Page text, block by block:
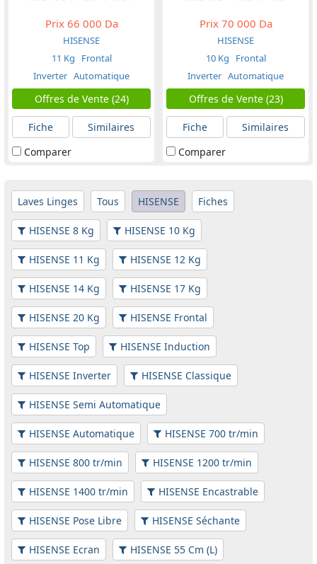
Prix66 000 Da
HISENSE
11 Kg
Frontal
Inverter Automatique
Offres de Vente (24)
Fiche
Similaires
Comparer
Prix70 000 Da
HISENSE
10 Kg
Frontal
Inverter Automatique
Offres de Vente (23)
Fiche
Similaires
Comparer
Laves Linges Tous HISENSE Fiches
HISENSE 8 Kg HISENSE 10 Kg
HISENSE 11 Kg HISENSE 12 Kg
HISENSE 14 Kg HISENSE 17 Kg
HISENSE 20 Kg HISENSE Frontal
HISENSE Top HISENSE Induction
HISENSE Inverter HISENSE Classique
HISENSE Semi Automatique
HISENSE Automatique HISENSE 700 tr/min
HISENSE 800 tr/min HISENSE 1200 tr/min
HISENSE 1400 tr/min HISENSE Encastrable
HISENSE Pose Libre HISENSE Séchante
HISENSE Ecran HISENSE 55 Cm (L)